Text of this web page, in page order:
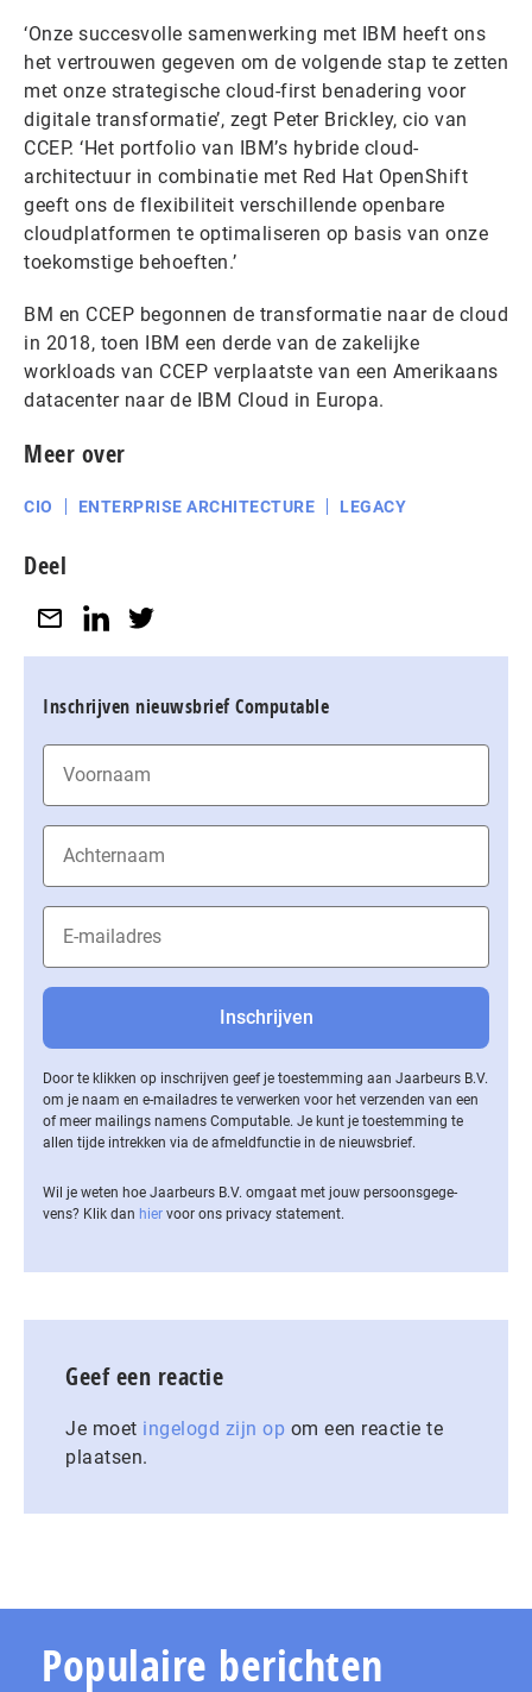
‘Onze succesvolle samenwerking met IBM heeft ons
het vertrouwen gegeven om de volgende stap te zetten
met onze strategische cloud-first benadering voor
digitale transformatie’, zegt Peter Brickley, cio van
CCEP. ‘Het portfolio van IBM’s hybride cloud-
architectuur in combinatie met Red Hat OpenShift
geeft ons de flexibiliteit verschillende openbare
cloudplatformen te optimaliseren op basis van onze
toekomstige behoeften.’
BM en CCEP begonnen de transformatie naar de cloud
in 2018, toen IBM een derde van de zakelijke
workloads van CCEP verplaatste van een Amerikaans
datacenter naar de IBM Cloud in Europa.
Meer over
CIO ENTERPRISE ARCHITECTURE LEGACY
Deel
Inschrijven nieuwsbrief Computable
Door te klikken op inschrijven geef je toestemming aan Jaarbeurs B.V.
om je naam en e-mailadres te verwerken voor het verzenden van een
of meer mailings namens Computable. Je kunt je toestemming te
allen tijde intrekken via de af­meld­func­tie in de nieuwsbrief.
Wil je weten hoe Jaarbeurs B.V. omgaat met jouw per­soons­ge­ge­
vens? Klik dan hier voor ons privacy statement.
Geef een reactie
Je moet ingelogd zijn op om een reactie te
plaatsen.
Populaire berichten